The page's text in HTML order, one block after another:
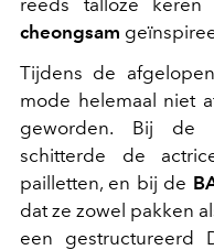
cheongsam
Tijdens de
mode helemaal niet
geworden. Bij de
schitterde de
pailletten, en bij de
dat ze zowel pakken
een gestructureerd